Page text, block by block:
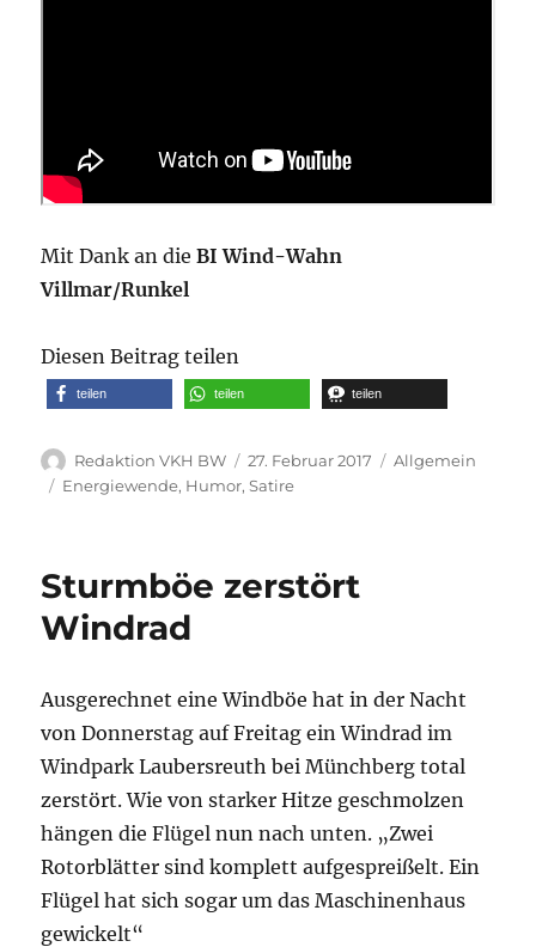
Mit Dank an dieBI Wind-Wahn
Villmar/Runkel
Diesen Beitrag teilen
teilen teilen teilen
Autor
Redaktion VKH BW
Veröffentlicht
am
27. Februar 2017 Kategorien
Allgemein
Schlagwörter
Energiewende, Humor,Satire
Sturmböe zerstört
Windrad
Ausgerechnet eine Windböe hat in der Nacht
von Donnerstag auf Freitag ein Windrad im
Windpark Laubersreuth bei Münchberg total
zerstört. Wie von starker Hitze geschmolzen
hängen die Flügel nun nach unten. „Zwei
Rotorblätter sind komplett aufgespreißelt. Ein
Flügel hat sich sogar um das Maschinenhaus
gewickelt“